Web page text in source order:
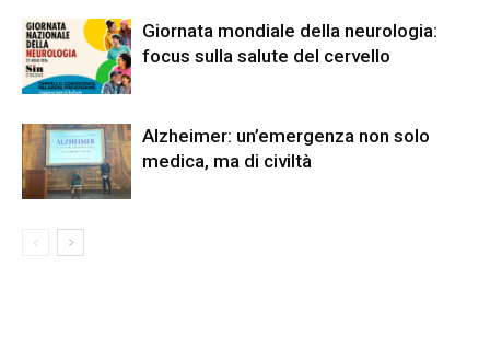
Giornata mondiale della neurologia:
focus sulla salute del cervello
Alzheimer: un’emergenza non solo
medica, ma di civiltà